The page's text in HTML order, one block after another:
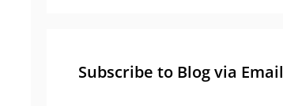
Subscribe to Blog via Email